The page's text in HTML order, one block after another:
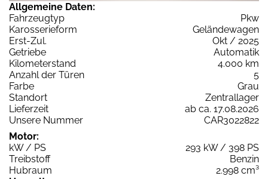
Allgemeine Daten:
Fahrzeugtyp
Pkw
Karosserieform
Geländewagen
Erst-Zul.
Okt / 2025
Getriebe
Automatik
Kilometerstand
4.000 km
Anzahl der Türen
5
Farbe
Grau
Standort
Zentrallager
Lieferzeit
ab ca. 17.08.2026
Unsere Nummer
CAR3022822
Motor:
kW / PS
293 kW / 398 PS
Treibstoff
Benzin
Hubraum
2.998 cm³